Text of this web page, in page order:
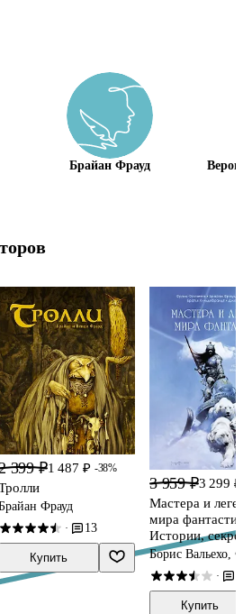
Брайан Фрауд
399 ₽1 487 ₽ -38%
Фрауд
· 13
Купить
3 959 ₽3 299 ₽
Мастера и
мира
Истории,
техники
художников
D&D до DC
Борис Вальехо,
Фразетта,
·
Купить